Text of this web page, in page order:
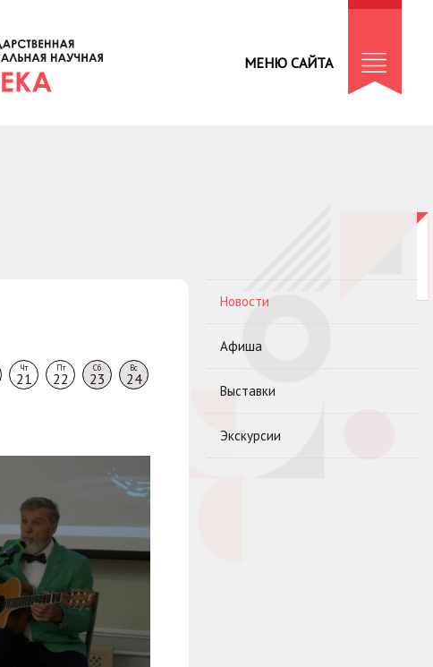
МЕНЮ САЙТА
Чт
21
Пт
22
Сб
23
Вс
24
Новости
Афиша
Выставки
Экскурсии